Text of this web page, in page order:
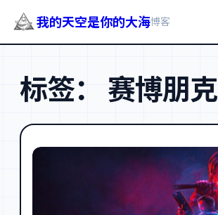
我的天空是你的大海博客
标签： 赛博朋克